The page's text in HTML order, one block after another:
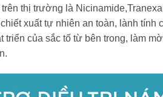
thị trường là
xuất tự nhiên an toàn, lành tính
của sắc tố từ bên trong, làm